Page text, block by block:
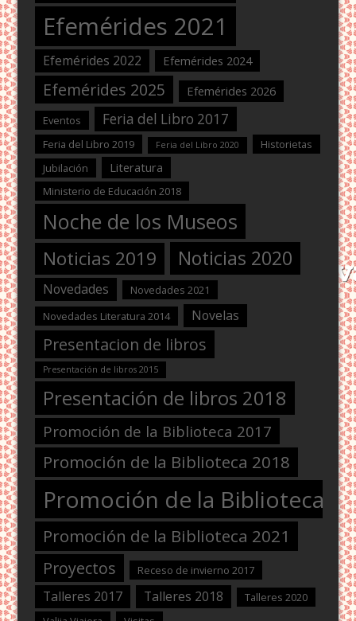
Efemérides 2021
Efemérides 2022 Efemérides 2024
Efemérides 2025 Efemérides 2026
Eventos Feria del Libro 2017
Feria del Libro 2019 Feria del Libro 2020
Historietas
Jubilación
Literatura
Ministerio de Educación 2018
Noche de los Museos
Noticias 2019 Noticias 2020
Novedades
Novedades 2021
Novedades Literatura 2014
Novelas
Presentacion de libros
Presentación de libros 2015
Presentación de libros 2018
Promoción de la Biblioteca 2017
Promoción de la Biblioteca 2018
Promoción de la Biblioteca
Promoción de la Biblioteca 2021
Proyectos Receso de invierno 2017
Talleres 2017 Talleres 2018
Talleres 2020